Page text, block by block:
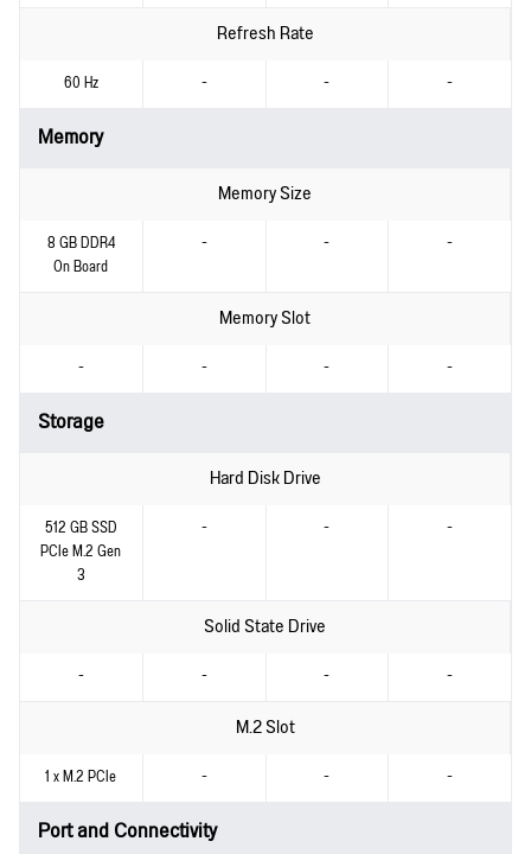
Refresh Rate
60 Hz - - -
Memory
Memory Size
8 GB DDR4
On Board
- - -
Memory Slot
- - - -
Storage
Hard Disk Drive
512 GB SSD
PCIe M.2 Gen
3
- - -
Solid State Drive
- - - -
M.2 Slot
1 x M.2 PCIe - - -
Port and Connectivity